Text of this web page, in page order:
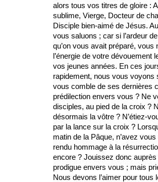
alors tous vos titres de gloire :
sublime, Vierge, Docteur de
Disciple bien-aimé de Jésus.
vous saluons ; car si l’ardeur
qu’on vous avait préparé,
l’énergie de votre
vos jeunes années. En ces
rapidement, nous vous
vous comble de ses dernières
prédilection envers vous ? Ne
disciples, au pied de la croix ?
désormais la vôtre ? N’étiez-
par la lance sur la croix ?
matin de la Pâque, n’avez
rendu hommage à la
encore ? Jouissez donc
prodigue envers vous ; mais
Nous devons l’aimer pour tous